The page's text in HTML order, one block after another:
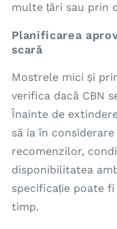
multe țări sau prin
Planificarea
scară
Mostrele mici și
verifica dacă CBN
Înainte de
să ia în
recomenzilor,
disponibilitatea
specificație poate
timp.